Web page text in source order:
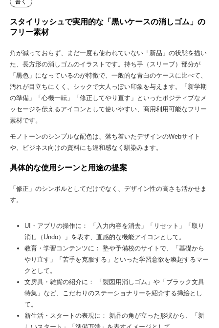
書く
スタイリッシュで実用的な「黒いケースの消しゴム」の
フリー素材
角が減っておらず、まだ一度も使われていない「新品」の状態を描い
た、長方形の消しゴムのイラストです。持ち手（スリーブ）部分が
「黒色」になっているのが特徴で、一般的な青白のケースに比べて、
汚れが目立ちにくく、シックで大人っぽい印象を与えます。「新学期
の準備」「心機一転」「修正してやり直す」といったポジティブなメ
ッセージを伝えるアイコンとして使いやすい、商用利用可能なフリー
素材です。
モノトーンのシンプルな配色は、落ち着いたデザインのWebサイト
や、ビジネス向けの資料にも違和感なく馴染みます。
具体的な使用シーンと用途の提案
「修正」のシンボルとしてだけでなく、デザイン性の高さも活かせま
す。
UI・アプリの操作に： 「入力内容を消去」「リセット」「取り
消し（Undo）」を表す、直感的な機能アイコンとして。
教育・学習コンテンツに： 塾や予備校のサイトで、「基礎から
やり直す」「苦手を克服する」といった学習意欲を喚起するマー
クとして。
文房具・雑貨の紹介に： 「製図用消しゴム」や「ブラック文具
特集」など、こだわりのステーショナリーを紹介する挿絵とし
て。
新生活・スタートの表現に： 新品の角が立った形状から、「新